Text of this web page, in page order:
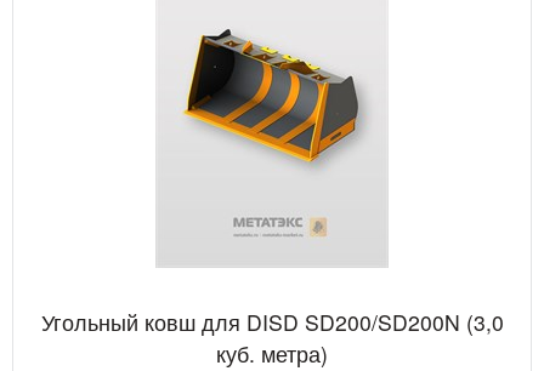
Угольный ковш для DISD SD200/SD200N (3,0
куб. метра)